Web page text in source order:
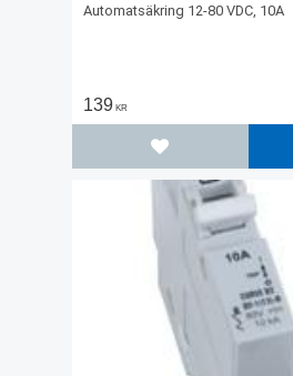
Automatsäkring 12-80 VDC, 10A
139KR
Lägg till i favoriter